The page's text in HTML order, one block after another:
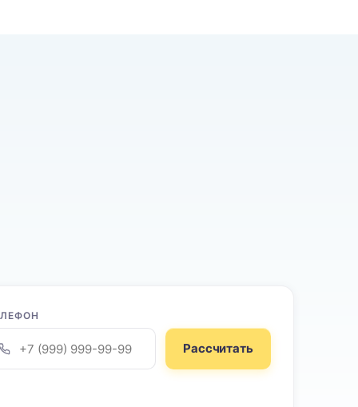
Рассчитать